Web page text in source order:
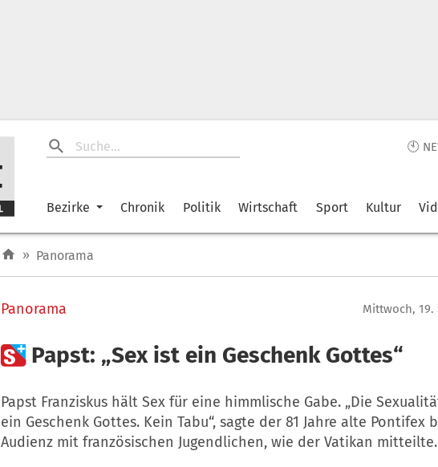
🕙
Bezirke Chronik Politik Wirtschaft Sport Kultur
» Panorama
Panorama Mittwoch, 19.
 Papst: „Sex ist ein Geschenk Gottes“
Papst Franziskus hält Sex für eine himmlische Gabe. „Die
ein Geschenk Gottes. Kein Tabu“, sagte der 81 Jahre alte Pontifex
Audienz mit französischen Jugendlichen, wie der Vatikan mitteilte.